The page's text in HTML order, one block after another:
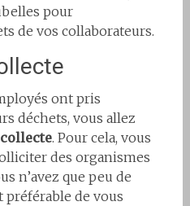
pour
de vos collaborateurs.
ont pris
déchets, vous allez
. Pour cela, vous
des organismes
n’avez que peu de
préférable de vous